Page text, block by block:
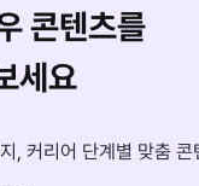
콘텐츠를
세요
, 커리어 단계별 맞춤 콘